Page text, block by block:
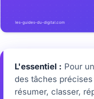
L'essentiel : Pour
des tâches
résumer, classer,